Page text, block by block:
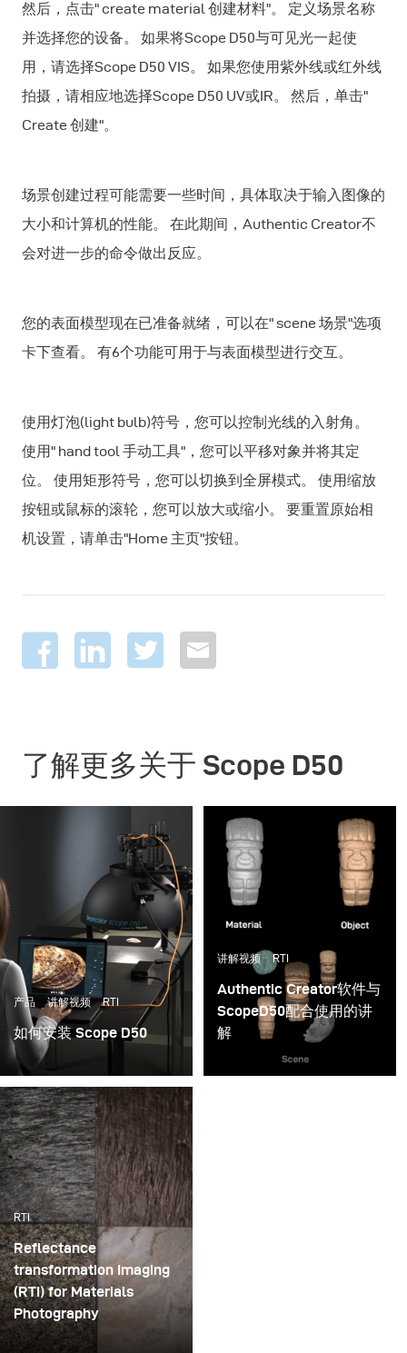
然后，点击" create material 创建材料"。 定义场景名称
并选择您的设备。 如果将Scope D50与可见光一起使
用，请选择Scope D50 VIS。 如果您使用紫外线或红外线
拍摄，请相应地选择Scope D50 UV或IR。 然后，单击"
Create 创建"。
场景创建过程可能需要一些时间，具体取决于输入图像的
大小和计算机的性能。 在此期间，Authentic Creator不
会对进一步的命令做出反应。
您的表面模型现在已准备就绪，可以在" scene 场景"选项
卡下查看。 有6个功能可用于与表面模型进行交互。
使用灯泡(light bulb)符号，您可以控制光线的入射角。
使用" hand tool 手动工具"，您可以平移对象并将其定
位。 使用矩形符号，您可以切换到全屏模式。 使用缩放
按钮或鼠标的滚轮，您可以放大或缩小。 要重置原始相
机设置，请单击"Home 主页"按钮。
了解更多关于 Scope D50
产品 讲解视频 RTI
如何安装 Scope D50
了解如何安装Scope D50
全光位成像仪(RTI)。 RTI
全光位成像仪的设置简单
而全面。
讲解视频 RTI
Authentic Creator软件与
ScopeD50配合使用的讲
解
在Travis Authentic
RTI
Reflectance
transformation Imaging
(RTI) for Materials
Photography
Feel the materials as if